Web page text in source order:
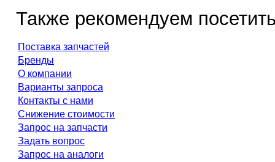
Также рекомендуем
Поставка запчастей
Бренды
О компании
Варианты запроса
Контакты с нами
Снижение стоимости
Запрос на запчасти
Задать вопрос
Запрос на аналоги